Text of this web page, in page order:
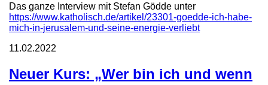
Das ganze Interview mit Stefan Gödde unter
https://www.katholisch.de/artikel/23301-goedde-ich-habe-
mich-in-jerusalem-und-seine-energie-verliebt
11.02.2022
Neuer Kurs: „Wer bin ich und wenn